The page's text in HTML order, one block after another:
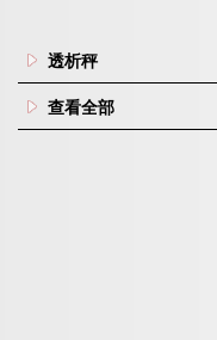
透析秤
查看全部